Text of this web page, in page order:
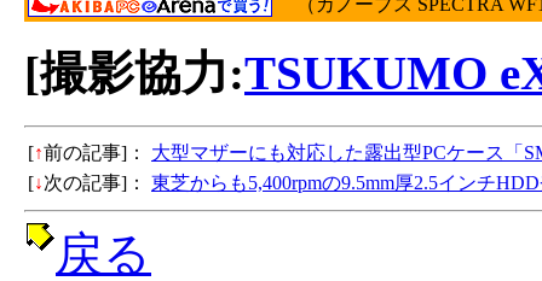
（カノープス SPECTRA
[撮影協力:TSUKUMO
[↑前の記事]：
大型マザーにも対応した露出型PCケース「
[↓次の記事]： 東芝からも5,400rpmの9.5mm厚2.5インチ
戻る